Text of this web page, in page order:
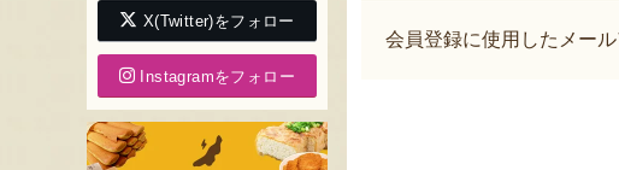
会員登録に使用したメー
X(Twitter)をフォロー
Instagramをフォロー